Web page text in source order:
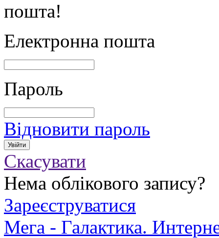
пошта!
Електронна пошта
Пароль
Відновити пароль
Скасувати
Нема облікового запису?
Зареєструватися
Мега - Галактика.